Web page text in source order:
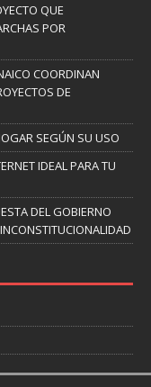
QUE
POR
COORDINAN
DE
SEGÚN SU USO
IDEAL PARA TU
DEL GOBIERNO